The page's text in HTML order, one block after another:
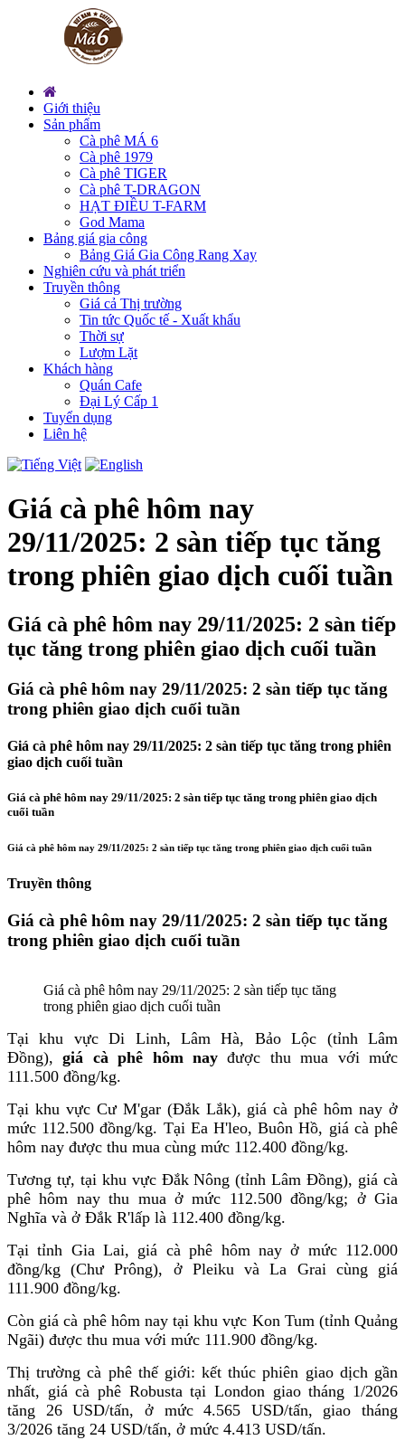
Giới thiệu
Sản phẩm
Cà phê MÁ 6
Cà phê 1979
Cà phê TIGER
Cà phê T-DRAGON
HẠT ĐIỀU T-FARM
God Mama
Bảng giá gia công
Bảng Giá Gia Công Rang Xay
Nghiên cứu và phát triển
Truyền thông
Giá cả Thị trường
Tin tức Quốc tế - Xuất khẩu
Thời sự
Lượm Lặt
Khách hàng
Quán Cafe
Đại Lý Cấp 1
Tuyển dụng
Liên hệ
Giá cà phê hôm nay
29/11/2025: 2 sàn tiếp tục tăng
trong phiên giao dịch cuối tuần
Giá cà phê hôm nay 29/11/2025: 2 sàn tiếp
tục tăng trong phiên giao dịch cuối tuần
Giá cà phê hôm nay 29/11/2025: 2 sàn tiếp tục tăng
trong phiên giao dịch cuối tuần
Giá cà phê hôm nay 29/11/2025: 2 sàn tiếp tục tăng trong phiên
giao dịch cuối tuần
Giá cà phê hôm nay 29/11/2025: 2 sàn tiếp tục tăng trong phiên giao dịch
cuối tuần
Giá cà phê hôm nay 29/11/2025: 2 sàn tiếp tục tăng trong phiên giao dịch cuối tuần
Truyền thông
Giá cà phê hôm nay 29/11/2025: 2 sàn tiếp tục tăng
trong phiên giao dịch cuối tuần
Giá cà phê hôm nay 29/11/2025: 2 sàn tiếp tục tăng
trong phiên giao dịch cuối tuần
Tại khu vực Di Linh, Lâm Hà, Bảo Lộc (tỉnh Lâm
Đồng),giá cà phê hôm nay được thu mua với mức
111.500 đồng/kg.
Tại khu vực Cư M'gar (Đắk Lắk), giá cà phê hôm nay ở
mức 112.500 đồng/kg. Tại Ea H'leo, Buôn Hồ, giá cà phê
hôm nay được thu mua cùng mức 112.400 đồng/kg.
Tương tự, tại khu vực Đắk Nông (tỉnh Lâm Đồng), giá cà
phê hôm nay thu mua ở mức 112.500 đồng/kg; ở Gia
Nghĩa và ở Đắk R'lấp là 112.400 đồng/kg.
Tại tỉnh Gia Lai, giá cà phê hôm nay ở mức 112.000
đồng/kg (Chư Prông), ở Pleiku và La Grai cùng giá
111.900 đồng/kg.
Còn giá cà phê hôm nay tại khu vực Kon Tum (tỉnh Quảng
Ngãi) được thu mua với mức 111.900 đồng/kg.
Thị trường cà phê thế giới: kết thúc phiên giao dịch gần
nhất, giá cà phê Robusta tại London giao tháng 1/2026
tăng 26 USD/tấn, ở mức 4.565 USD/tấn, giao tháng
3/2026 tăng 24 USD/tấn, ở mức 4.413 USD/tấn.